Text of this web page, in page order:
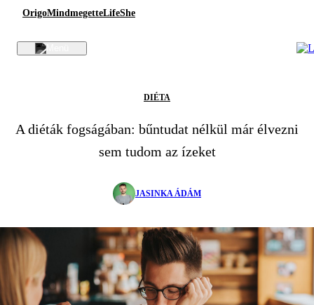
OrigoMindmegetteLifeShe
DIÉTA
A diéták fogságában: bűntudat nélkül már élvezni
sem tudom az ízeket
JASINKA ÁDÁM